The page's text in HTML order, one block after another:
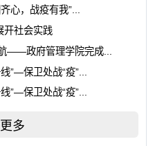
心，战疫有我”...
开社会实践
——政府管理学院完成...
”—保卫处战“疫”...
”—保卫处战“疫”...
多